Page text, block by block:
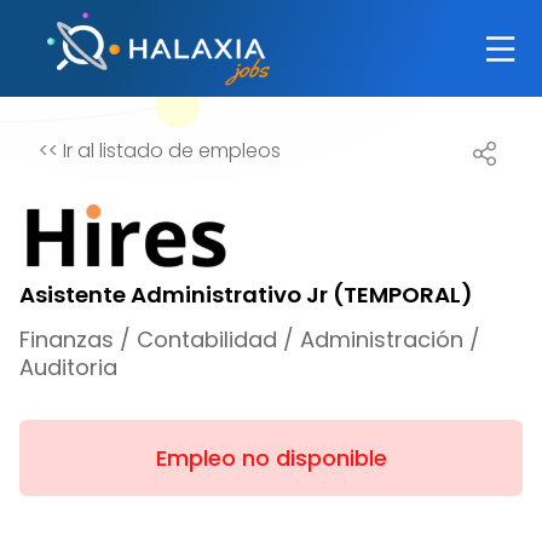
<< Ir al listado de empleos
Asistente Administrativo Jr (TEMPORAL)
Finanzas / Contabilidad / Administración /
Auditoria
Empleo no disponible